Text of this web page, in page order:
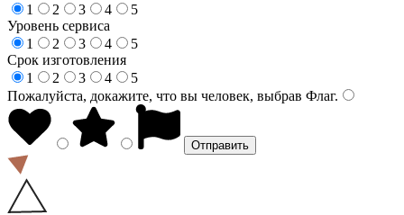
1
2 3 4
5
Уровень сервиса
1
2 3 4
5
Срок изготовления
1
2 3 4
5
Пожалуйста, докажите, что вы человек, выбрав Флаг.